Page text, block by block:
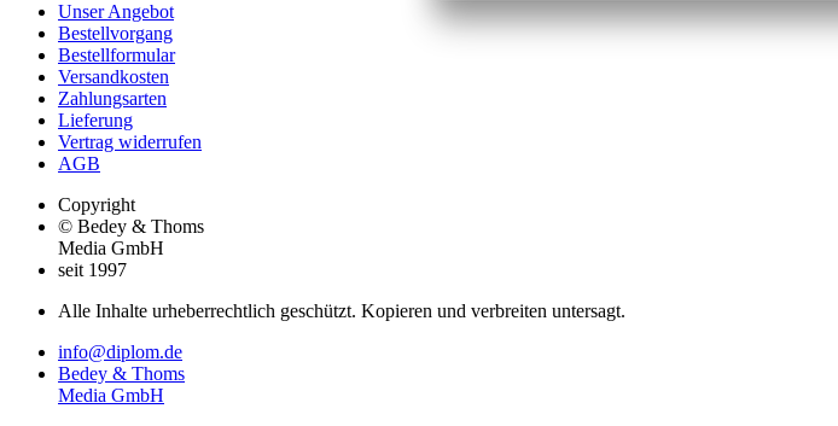
Unser Angebot
Bestellvorgang
Bestellformular
Versandkosten
Zahlungsarten
Lieferung
Vertrag widerrufen
AGB
Copyright
© Bedey & Thoms
Media GmbH
seit 1997
Alle Inhalte urheberrechtlich geschützt. Kopieren und verbreiten untersagt.
info@diplom.de
Bedey & Thoms
Media GmbH